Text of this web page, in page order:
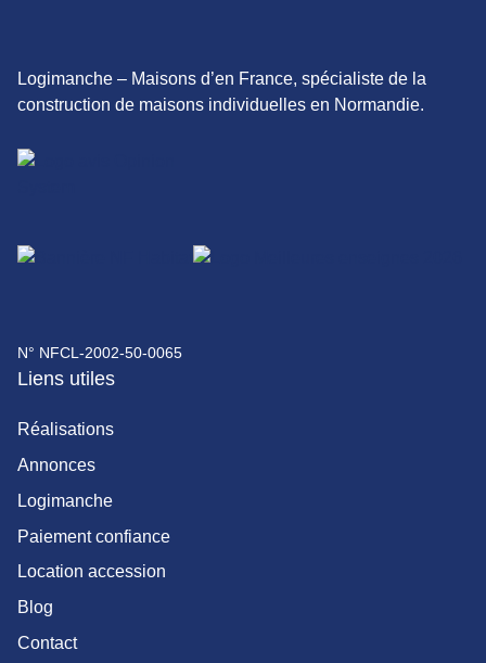
Logimanche – Maisons d’en France, spécialiste de la
construction de maisons individuelles en Normandie.
N° NFCL-2002-50-0065
Liens utiles
Réalisations
Annonces
Logimanche
Paiement confiance
Location accession
Blog
Contact